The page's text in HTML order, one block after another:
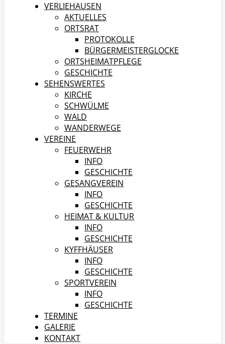
VERLIEHAUSEN
AKTUELLES
ORTSRAT
PROTOKOLLE
BÜRGERMEISTERGLOCKE
ORTSHEIMATPFLEGE
GESCHICHTE
SEHENSWERTES
KIRCHE
SCHWÜLME
WALD
WANDERWEGE
VEREINE
FEUERWEHR
INFO
GESCHICHTE
GESANGVEREIN
INFO
GESCHICHTE
HEIMAT & KULTUR
INFO
GESCHICHTE
KYFFHÄUSER
INFO
GESCHICHTE
SPORTVEREIN
INFO
GESCHICHTE
TERMINE
GALERIE
KONTAKT